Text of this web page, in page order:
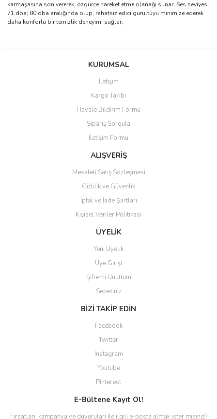
karmaşasına son vererek, özgürce hareket etme olanağı sunar; Ses seviyesi
71 dba; 80 dba aralığında olup, rahatsız edici gürültüyü minimize ederek
daha konforlu bir temizlik deneyimi sağlar;
Bu ürüne ilk yorumu siz yapın!
Ürün resmi kalitesiz, bozuk veya görüntülenemiyor.
Ürün açıklamasında eksik bilgiler bulunuyor.
Ürün bilgilerinde hatalar bulunuyor.
Ürün fiyatı diğer sitelerden daha pahalı.
Bu ürüne benzer farklı alternatifler olmalı.
Gönder
KURUMSAL
İletişim
Kargo Takibi
Havale Bildirim Formu
Sipariş Sorgula
İletişim Formu
ALIŞVERİŞ
Mesafeli Satış Sözleşmesi
Gizlilik ve Güvenlik
İptal ve İade Şartları
Kişisel Veriler Politikası
ÜYELİK
Yeni Üyelik
Üye Girişi
Şifremi Unuttum
Sepetiniz
BİZİ TAKİP EDİN
Facebook
Twitter
Instagram
Youtube
Pinterest
E-Bültene Kayıt Ol!
Fırsatları, kampanya ve duyuruları ile ilgili e-posta almak ister misiniz?